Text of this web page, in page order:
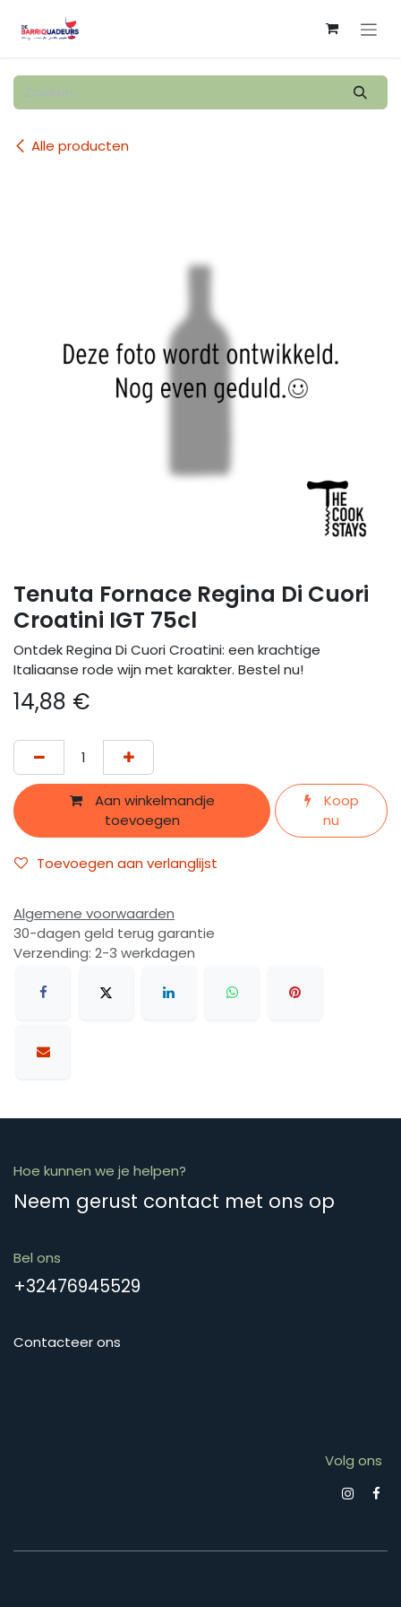
Alle producten
Tenuta Fornace Regina Di Cuori
Croatini IGT 75cl
Ontdek Regina Di Cuori Croatini: een krachtige
Italiaanse rode wijn met karakter. Bestel nu!
14,88 €
Aan winkelmandje
toevoegen
Koop
nu
Toevoegen aan verlanglijst
Algemene voorwaarden
30-dagen geld terug garantie
Verzending: 2-3 werkdagen
Hoe kunnen we je helpen?
Neem gerust contact met ons op
Bel ons
+32476945529
Contacteer ons
Volg ons